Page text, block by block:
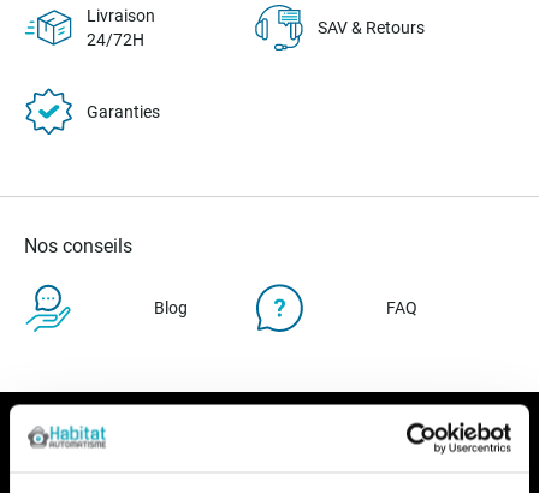
Livraison
24/72H
SAV & Retours
Garanties
Nos conseils
Blog FAQ
Notre newsletter